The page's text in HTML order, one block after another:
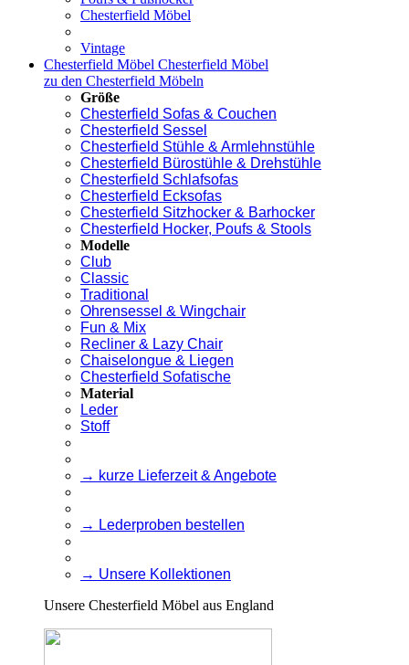
Chesterfield Möbel
Vintage
Chesterfield Möbel Chesterfield Möbel
zu den Chesterfield Möbeln
Größe
Chesterfield Sofas & Couchen
Chesterfield Sessel
Chesterfield Stühle & Armlehnstühle
Chesterfield Bürostühle & Drehstühle
Chesterfield Schlafsofas
Chesterfield Ecksofas
Chesterfield Sitzhocker & Barhocker
Chesterfield Hocker, Poufs & Stools
Modelle
Club
Classic
Traditional
Ohrensessel & Wingchair
Fun & Mix
Recliner & Lazy Chair
Chaiselongue & Liegen
Chesterfield Sofatische
Material
Leder
Stoff
→ kurze Lieferzeit & Angebote
→ Lederproben bestellen
→ Unsere Kollektionen
Unsere Chesterfield Möbel aus England